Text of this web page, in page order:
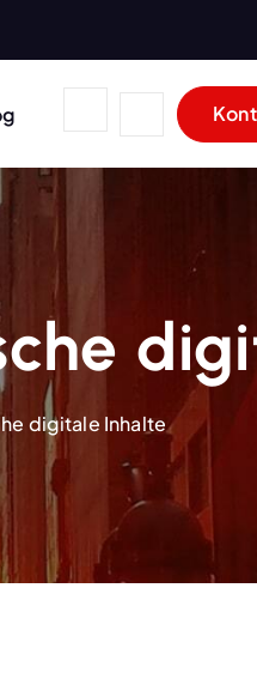
digitale Inhalte